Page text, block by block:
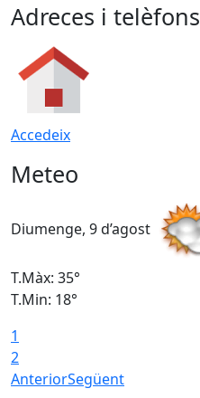
Adreces i telèfons
Accedeix
Meteo
Diumenge, 9 d’agost
T.Màx: 35°
T.Min: 18°
1
2
AnteriorSegüent